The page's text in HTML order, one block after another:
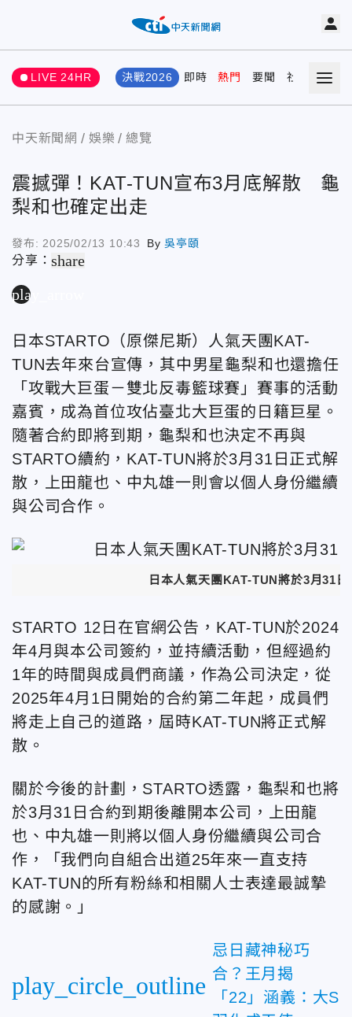
LIVE 24HR 決戰2026 即時 熱門 要聞 社會 娛樂
中天新聞網 娛樂 總覽
震撼彈！KAT-TUN宣布3月底解散 龜
梨和也確定出走
發布: 2025/02/13 10:43 By吳亭頤
分享：share
play_arrow
日本STARTO（原傑尼斯）人氣天團KAT-
TUN去年來台宣傳，其中男星龜梨和也還擔任
「攻戰大巨蛋－雙北反毒籃球賽」賽事的活動
嘉賓，成為首位攻佔臺北大巨蛋的日籍巨星。
隨著合約即將到期，龜梨和也決定不再與
STARTO續約，KAT-TUN將於3月31日正式解
散，上田龍也、中丸雄一則會以個人身份繼續
與公司合作。
日本人氣天團KAT-TUN將於3月31
STARTO 12日在官網公告，KAT-TUN於2024
年4月與本公司簽約，並持續活動，但經過約
1年的時間與成員們商議，作為公司決定，從
2025年4月1日開始的合約第二年起，成員們
將走上自己的道路，屆時KAT-TUN將正式解
散。
關於今後的計劃，STARTO透露，龜梨和也將
於3月31日合約到期後離開本公司，上田龍
也、中丸雄一則將以個人身份繼續與公司合
作，「我們向自組合出道25年來一直支持
KAT-TUN的所有粉絲和相關人士表達最誠摯
的感謝。」
play_circle_outline
忌日藏神秘巧
合？王月揭
「22」涵義：大S